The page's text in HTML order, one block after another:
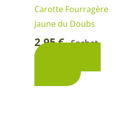
Carotte Fourragère
Jaune du Doubs
2,95€-Sachet